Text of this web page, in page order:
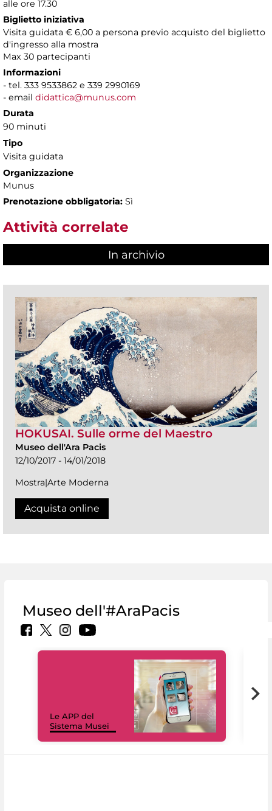
alle ore 17.30
Biglietto iniziativa
Visita guidata € 6,00 a persona previo acquisto del biglietto
d'ingresso alla mostra
Max 30 partecipanti
Informazioni
- tel. 333 9533862 e 339 2990169
- email didattica@munus.com
Durata
90 minuti
Tipo
Visita guidata
Organizzazione
Munus
Prenotazione obbligatoria: Sì
Attività correlate
In archivio
HOKUSAI. Sulle orme del Maestro
Museo dell'Ara Pacis
12/10/2017 - 14/01/2018
Mostra|Arte Moderna
Acquista online
Museo dell'#AraPacis
Le APP del
Sistema Musei